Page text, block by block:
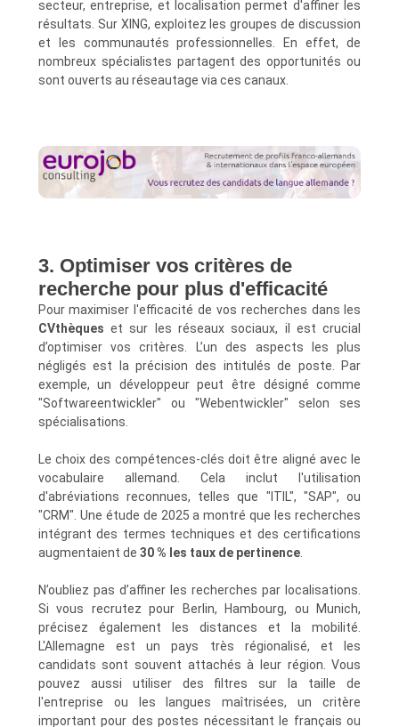
secteur, entreprise, et localisation permet d'affiner les
résultats. Sur XING, exploitez les groupes de discussion
et les communautés professionnelles. En effet, de
nombreux spécialistes partagent des opportunités ou
sont ouverts au réseautage via ces canaux.
3. Optimiser vos critères de
recherche pour plus d'efficacité
Pour maximiser l'efficacité de vos recherches dans les
CVthèques et sur les réseaux sociaux, il est crucial
d’optimiser vos critères. L’un des aspects les plus
négligés est la précision des intitulés de poste. Par
exemple, un développeur peut être désigné comme
"Softwareentwickler" ou "Webentwickler" selon ses
spécialisations.
Le choix des compétences-clés doit être aligné avec le
vocabulaire allemand. Cela inclut l'utilisation
d'abréviations reconnues, telles que "ITIL", "SAP", ou
"CRM". Une étude de 2025 a montré que les recherches
intégrant des termes techniques et des certifications
augmentaient de 30 % les taux de pertinence.
N’oubliez pas d’affiner les recherches par localisations.
Si vous recrutez pour Berlin, Hambourg, ou Munich,
précisez également les distances et la mobilité.
L'Allemagne est un pays très régionalisé, et les
candidats sont souvent attachés à leur région. Vous
pouvez aussi utiliser des filtres sur la taille de
l'entreprise ou les langues maîtrisées, un critère
important pour des postes nécessitant le français ou